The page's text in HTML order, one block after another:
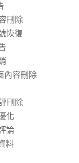
刪除
恢復
內容刪除
刪除
化
論
料